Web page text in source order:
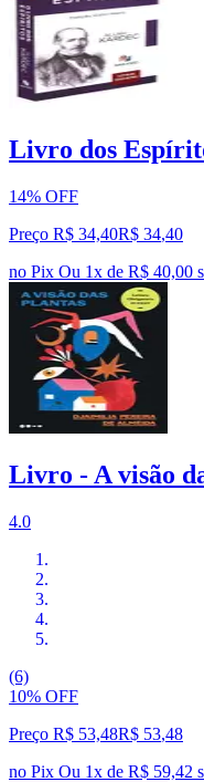
Livro dos
14% OFF
Preço R$ 34,40R$ 34,40
no Pix Ou 1x de R$ 40,00
Livro - A visão
4.0
(6)
10% OFF
Preço R$ 53,48R$ 53,48
no Pix Ou 1x de R$ 59,42